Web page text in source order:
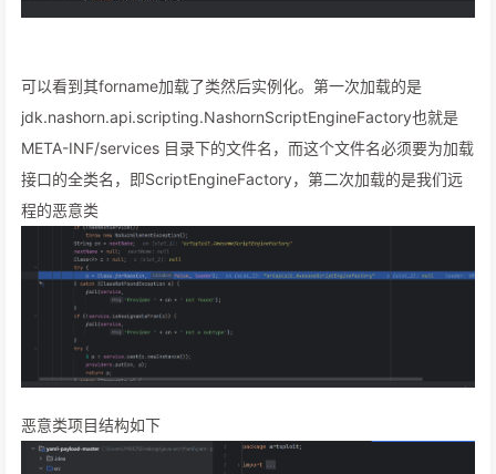
可以看到其forname加载了类然后实例化。第一次加载的是
jdk.nashorn.api.scripting.NashornScriptEngineFactory也就是
META-INF/services 目录下的文件名，而这个文件名必须要为加载
接口的全类名，即ScriptEngineFactory，第二次加载的是我们远
程的恶意类
恶意类项目结构如下